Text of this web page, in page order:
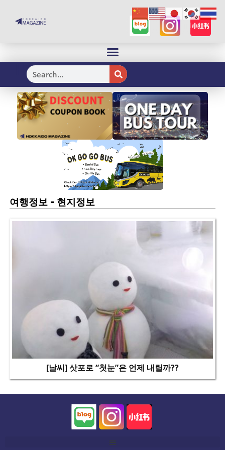
H
여행정보- 현지정보
[날씨] 삿포로 “첫눈”은 언제 내릴까??